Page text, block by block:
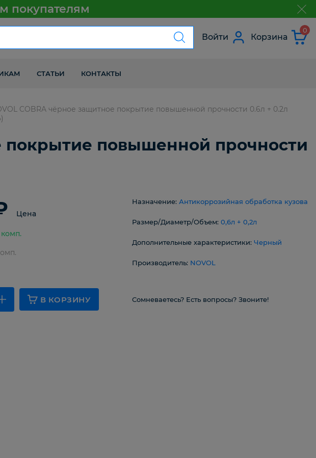
покупателям
Войти Корзина
0
СТАТЬИ КОНТАКТЫ
COBRA чёрное защитное покрытие повышенной прочности 0.6л + 0.2л
покрытие повышенной прочности
Цена
Назначение: Антикоррозийная обработка кузова
Размер/Диаметр/Объем: 0,6л + 0,2л
Дополнительные характеристики: Черный
Производитель: NOVOL
В КОРЗИНУ Сомневаетесь? Есть вопросы? Звоните!